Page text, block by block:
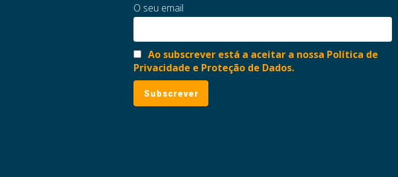
O seu email
Ao subscrever está a aceitar a nossa Política de
Privacidade e Proteção de Dados.